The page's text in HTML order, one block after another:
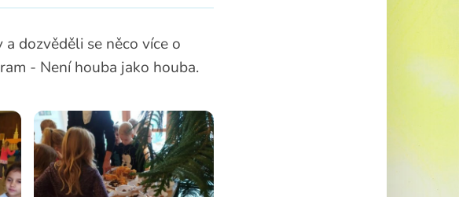
dozvěděli se něco více o
- Není houba jako houba.